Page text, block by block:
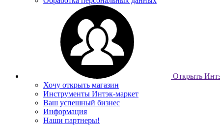
Открыть
Хочу открыть магазин
Инструменты Интэк-маркет
Ваш успешный бизнес
Информация
Наши партнеры!